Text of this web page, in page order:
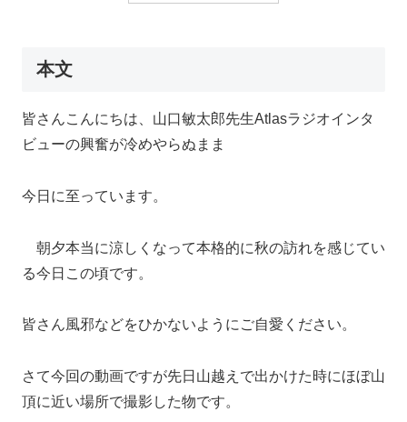
本文
皆さんこんにちは、山口敏太郎先生Atlasラジオインタ
ビューの興奮が冷めやらぬまま
今日に至っています。
朝夕本当に涼しくなって本格的に秋の訪れを感じてい
る今日この頃です。
皆さん風邪などをひかないようにご自愛ください。
さて今回の動画ですが先日山越えで出かけた時にほぼ山
頂に近い場所で撮影した物です。